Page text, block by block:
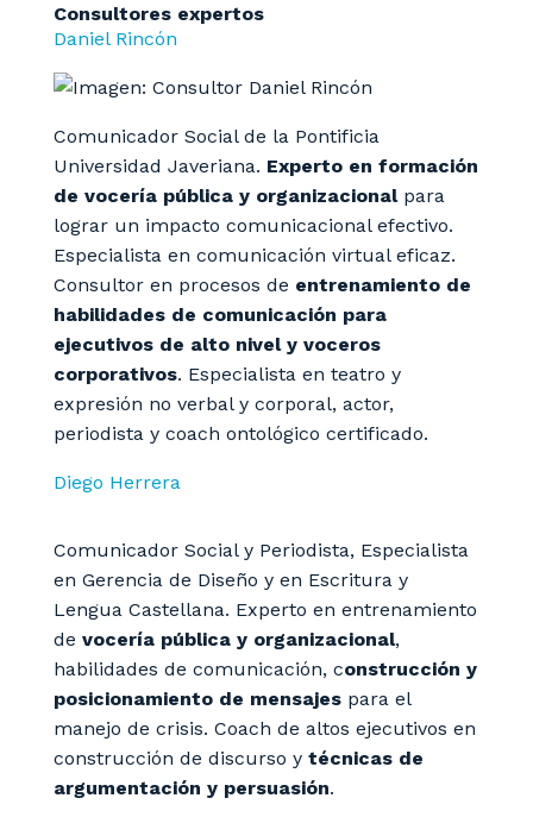
Consultores expertos
Daniel Rincón
Comunicador Social de la Pontificia
Universidad Javeriana. Experto en formación
de vocería pública y organizacionalpara
lograr un impacto comunicacional efectivo.
Especialista en comunicación virtual eficaz.
Consultor en procesos de entrenamiento de
habilidades de comunicación para
ejecutivos de alto nivel y voceros
corporativos. Especialista en teatro y
expresión no verbal y corporal, actor,
periodista y coach ontológico certificado.
Diego Herrera
Comunicador Social y Periodista, Especialista
en Gerencia de Diseño y en Escritura y
Lengua Castellana. Experto en entrenamiento
de vocería pública y organizacional,
habilidades de comunicación, construcción y
posicionamiento de mensajespara el
manejo de crisis. Coach de altos ejecutivos en
construcción de discurso y técnicas de
argumentación y persuasión.